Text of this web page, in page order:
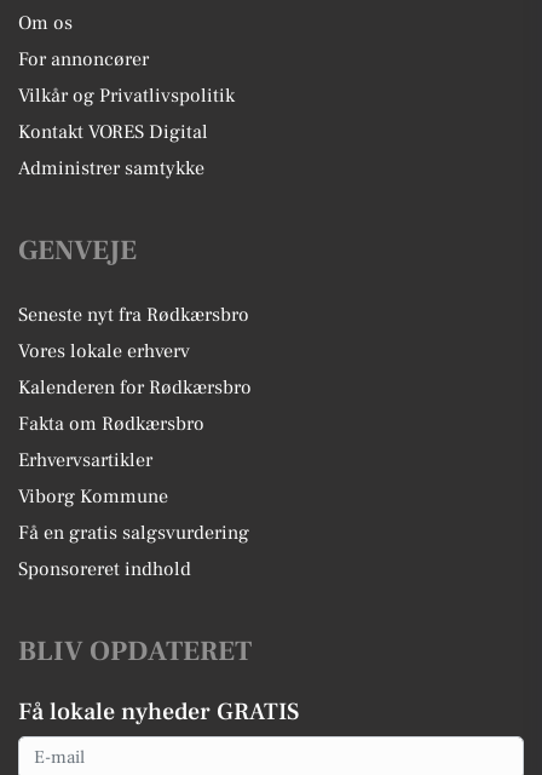
Om os
For annoncører
Vilkår og Privatlivspolitik
Kontakt VORES Digital
Administrer samtykke
GENVEJE
Seneste nyt fra Rødkærsbro
Vores lokale erhverv
Kalenderen for Rødkærsbro
Fakta om Rødkærsbro
Erhvervsartikler
Viborg Kommune
Få en gratis salgsvurdering
Sponsoreret indhold
BLIV OPDATERET
Få lokale nyheder GRATIS
Email